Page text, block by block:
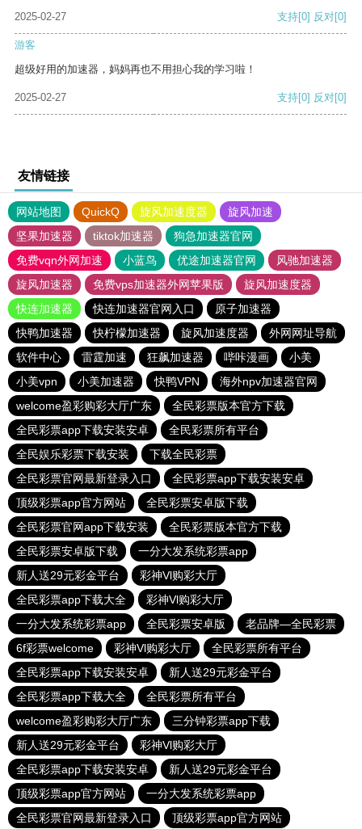
2025-02-27 支持[0] 反对[0]
游客
超级好用的加速器，妈妈再也不用担心我的学习啦！
2025-02-27 支持[0] 反对[0]
友情链接
网站地图 QuickQ 旋风加速度器
旋风加速
坚果加速器
tiktok加速器
狗急加速器官网
免费vqn外网加速
小蓝鸟 优途加速器官网
风驰加速器
旋风加速器
免费vps加速器外网苹果版
旋风加速度器
快连加速器
快连加速器官网入口
原子加速器
快鸭加速器
快柠檬加速器 旋风加速度器
外网网址导航
软件中心
雷霆加速 狂飙加速器 哔咔漫画
小美
小美vpn
小美加速器 快鸭VPN
海外npv加速器官网
welcome盈彩购彩大厅广东
全民彩票版本官方下载
全民彩票app下载安装安卓
全民彩票所有平台
全民娱乐彩票下载安装
下载全民彩票
全民彩票官网最新登录入口
全民彩票app下载安装安卓
顶级彩票app官方网站
全民彩票安卓版下载
全民彩票官网app下载安装
全民彩票版本官方下载
全民彩票安卓版下载
一分大发系统彩票app
新人送29元彩金平台
彩神Vl购彩大厅
全民彩票app下载大全
彩神Vl购彩大厅
一分大发系统彩票app
全民彩票安卓版
老品牌—全民彩票
6f彩票welcome
彩神Vl购彩大厅
全民彩票所有平台
全民彩票app下载安装安卓
新人送29元彩金平台
全民彩票app下载大全
全民彩票所有平台
welcome盈彩购彩大厅广东
三分钟彩票app下载
新人送29元彩金平台
彩神Vl购彩大厅
全民彩票app下载安装安卓
新人送29元彩金平台
顶级彩票app官方网站
一分大发系统彩票app
全民彩票官网最新登录入口
顶级彩票app官方网站